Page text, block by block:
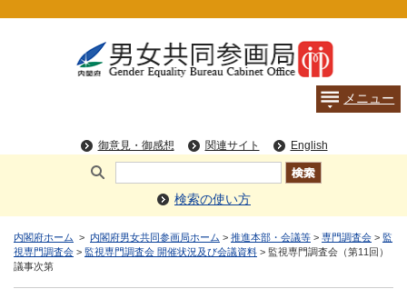
検索の使い方
内閣府ホーム > 内閣府男女共同参画局ホーム > 推進本部・会議等 > 専門調査会 > 監
視専門調査会 > 監視専門調査会 開催状況及び会議資料 > 監視専門調査会（第11回）
議事次第